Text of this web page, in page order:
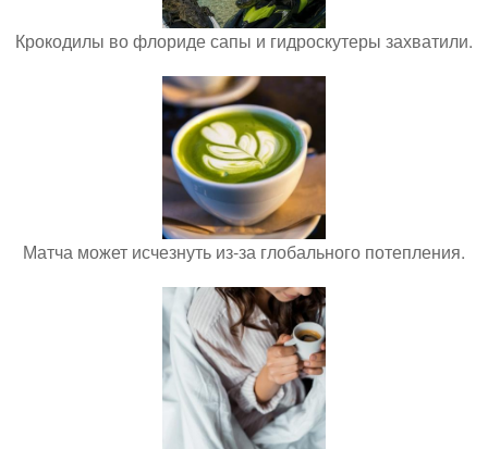
Крокодилы во флориде сапы и гидроскутеры захватили.
Матча может исчезнуть из-за глобального потепления.